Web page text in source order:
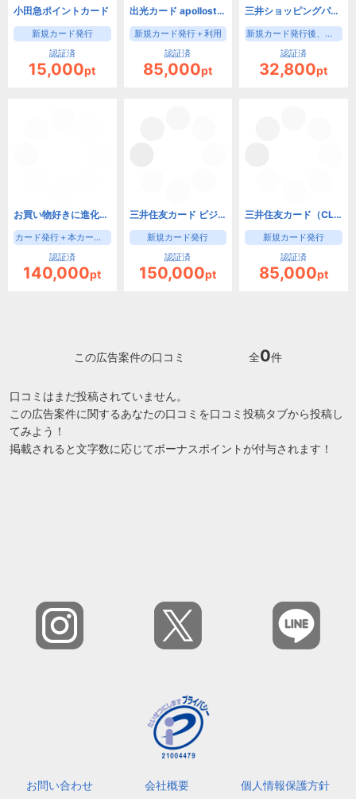
小田急ポイントカード
新規カード発行
認証済
15,000pt
出光カード apollostation card（旧まいどプラスカード）
新規カード発行＋利用
認証済
85,000pt
三井ショッピングパークカード《セゾン》（新規カード発行後、入会月の翌月末までに3000円(税込)の利用）【iOS・Android・PC】
新規カード発行後、入会月の翌月末までに3000円(税込)の利用
認証済
32,800pt
お買い物好きに進化したゴールドカード！三井住友カード ゴールド（NL）（家族カード発行）
カード発行＋本カード申込時家族カード申込で成果
認証済
140,000pt
三井住友カード ビジネスオーナーズ（カード発行）
新規カード発行
認証済
150,000pt
三井住友カード（CL）
新規カード発行
認証済
85,000pt
この広告案件の口コミ 全0件
口コミはまだ投稿されていません。
この広告案件に関するあなたの口コミを口コミ投稿タブから投稿し
てみよう！
掲載されると文字数に応じてボーナスポイントが付与されます！
お問い合わせ 会社概要 個人情報保護方針